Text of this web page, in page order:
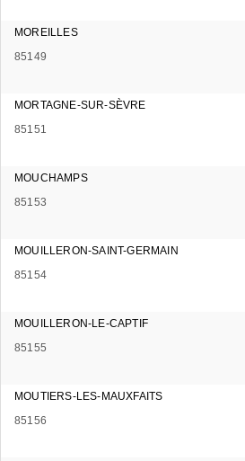
MOREILLES
85149
MORTAGNE-SUR-SÈVRE
85151
MOUCHAMPS
85153
MOUILLERON-SAINT-GERMAIN
85154
MOUILLERON-LE-CAPTIF
85155
MOUTIERS-LES-MAUXFAITS
85156